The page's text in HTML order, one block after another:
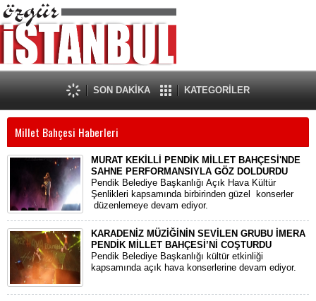
SON DAKİKA KATEGORİLER
Millet Bahçesi Haberleri
MURAT KEKİLLİ PENDİK MİLLET BAHÇESİ'NDE
SAHNE PERFORMANSIYLA GÖZ DOLDURDU
Pendik Belediye Başkanlığı Açık Hava Kültür
Şenlikleri kapsamında birbirinden güzel konserler
düzenlemeye devam ediyor.
KARADENİZ MÜZİĞİNİN SEVİLEN GRUBU İMERA
PENDİK MİLLET BAHÇESİ’Nİ COŞTURDU
Pendik Belediye Başkanlığı kültür etkinliği
kapsamında açık hava konserlerine devam ediyor.